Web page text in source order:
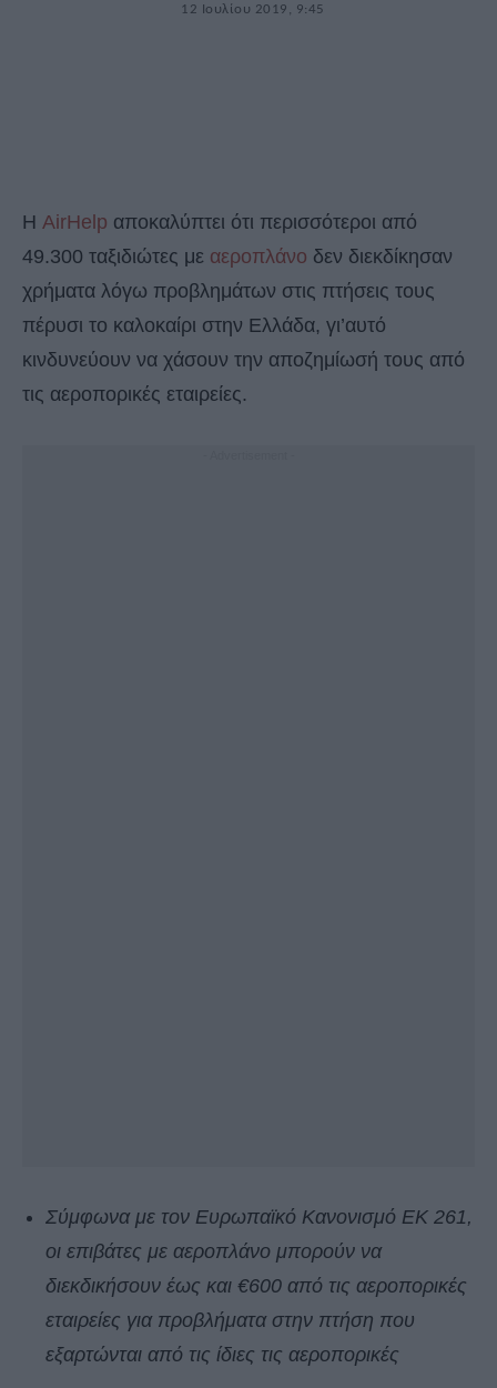
12 Ιουλίου 2019, 9:45
Η AirHelp αποκαλύπτει ότι περισσότεροι από
49.300 ταξιδιώτες με αεροπλάνο δεν διεκδίκησαν
χρήματα λόγω προβλημάτων στις πτήσεις τους
πέρυσι το καλοκαίρι στην Ελλάδα, γι’αυτό
κινδυνεύουν να χάσουν την αποζημίωσή τους από
τις αεροπορικές εταιρείες.
Σύμφωνα με τον Ευρωπαϊκό Κανονισμό ΕΚ 261,
οι επιβάτες με αεροπλάνο μπορούν να
διεκδικήσουν έως και €600 από τις αεροπορικές
εταιρείες για προβλήματα στην πτήση που
εξαρτώνται από τις ίδιες τις αεροπορικές